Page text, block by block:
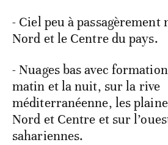
- Ciel peu à passagèrement
Nord et le Centre du pays.
- Nuages bas avec
matin et la nuit, sur la rive
méditerranéenne, les
Nord et Centre et sur
sahariennes.